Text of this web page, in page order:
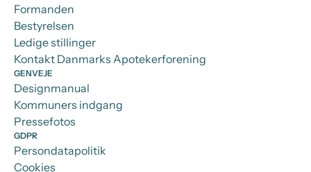
Formanden
Bestyrelsen
Ledige stillinger
Kontakt Danmarks Apotekerforening
GENVEJE
Designmanual
Kommuners indgang
Pressefotos
GDPR
Persondatapolitik
Cookies